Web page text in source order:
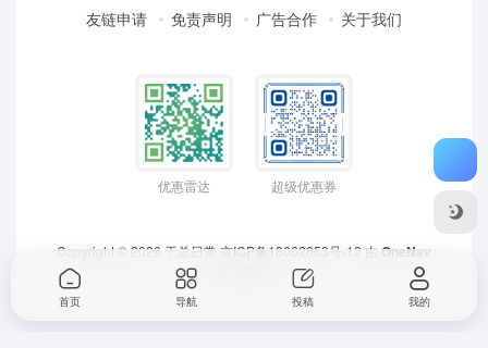
友链申请 免责声明 广告合作 关于我们
优惠雷达 超级优惠券
Copyright © 2026 于总日常 京ICP备18062653号-12 由 OneNav
首页 导航 投稿 我的